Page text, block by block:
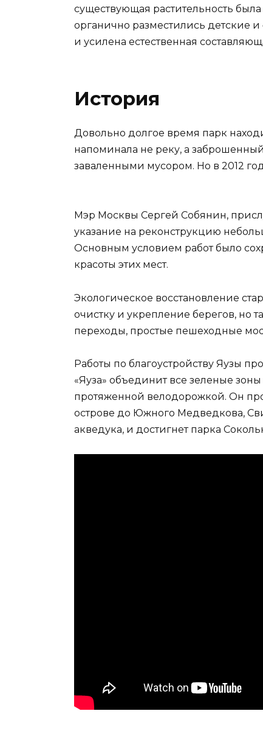
существующая растительность
органично разместились детские
и усилена естественная
История
Довольно долгое время парк
напоминала не реку, а
заваленными мусором. Но в 2012
Мэр Москвы Сергей Собянин,
указание на реконструкцию
Основным условием работ было
красоты этих мест.
Экологическое восстановление
очистку и укрепление берегов, но
переходы, простые пешеходные
Работы по благоустройству Яузы
«Яуза» объединит все зеленые
протяженной велодорожкой. Он
острове до Южного Медведкова,
акведука, и достигнет парка